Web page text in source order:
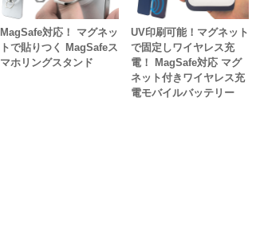
MagSafe対応！ マグネッ
トで貼りつく MagSafeス
マホリングスタンド
UV印刷可能！マグネット
で固定しワイヤレス充
電！ MagSafe対応 マグ
ネット付きワイヤレス充
電モバイルバッテリー